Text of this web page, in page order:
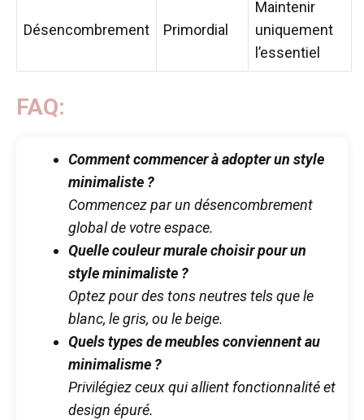
Désencombrement Primordial
Maintenir
uniquement
l’essentiel
FAQ:
Comment commencer à adopter un style
minimaliste ?
Commencez par un désencombrement
global de votre espace.
Quelle couleur murale choisir pour un
style minimaliste ?
Optez pour des tons neutres tels que le
blanc, le gris, ou le beige.
Quels types de meubles conviennent au
minimalisme ?
Privilégiez ceux qui allient fonctionnalité et
design épuré.